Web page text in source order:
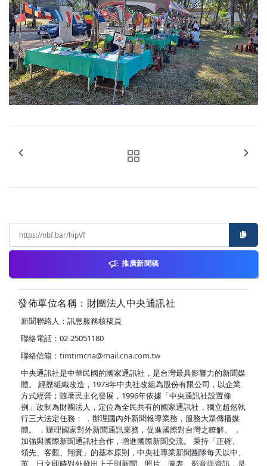
推廣新聞稿
發佈單位名稱：財團法人中央通訊社
新聞聯絡人：訊息服務核稿員
聯絡電話：02-25051180
聯絡信箱： timtimcna@mail.cna.com.tw
中央通訊社是中華民國的國家通訊社，是台灣最具影響力的新聞媒
體。 經歷組織改造，1973年中央社改組為股份有限公司，以企業
方式經營；隨著民主化發展，1996年依據「中央通訊社設置條
例」改制為財團法人，定位為全民共有的國家通訊社，獨立超然執
行三大法定任務： ．辦理國內外新聞報導業務，服務大眾傳播媒
體。 ．辦理國家對外新聞通訊業務，促進國際對台灣之瞭解。 ．
加強與國際新聞通訊社合作，增進國際新聞交流。 秉持「正確、
領先、客觀、翔實」的基本原則，中央社專業新聞團隊每天以中、
英、日文即時對外發出上千則新聞、照片、圖表、影音與資訊，是